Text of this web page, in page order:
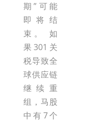
期”可能
即将结
束。 如
果301关
税导致全
球供应链
继续重
组，马股
中有7个